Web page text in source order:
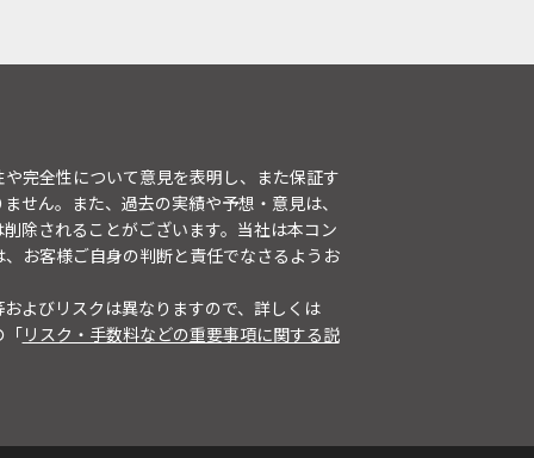
完全性について意見を表明し、また保証す
せん。また、過去の実績や予想・意見は、
除されることがございます。当社は本コン
お客様ご自身の判断と責任でなさるようお
よびリスクは異なりますので、詳しくは
「リスク・手数料などの重要事項に関する説